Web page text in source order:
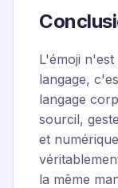
L'émoji
langage,
langage
sourcil,
et
la même